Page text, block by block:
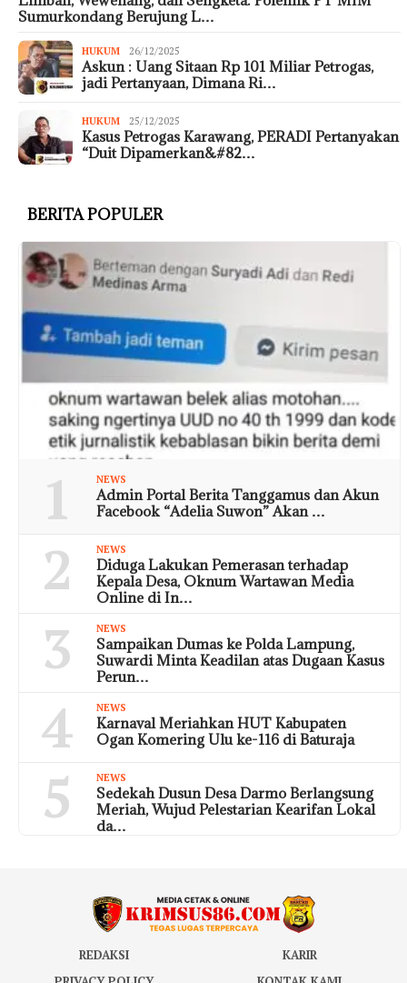
Sumurkondang Berujung L…
HUKUM 26/12/2025
Askun : Uang Sitaan Rp 101 Miliar Petrogas,
jadi Pertanyaan, Dimana Ri…
HUKUM 25/12/2025
Kasus Petrogas Karawang, PERADI Pertanyakan
“Duit Dipamerkan&#82…
BERITA POPULER
1 NEWS
Admin Portal Berita Tanggamus dan Akun
Facebook “Adelia Suwon” Akan …
2 NEWS
Diduga Lakukan Pemerasan terhadap
Kepala Desa, Oknum Wartawan Media
Online di In…
3 NEWS
Sampaikan Dumas ke Polda Lampung,
Suwardi Minta Keadilan atas Dugaan Kasus
Perun…
4 NEWS
Karnaval Meriahkan HUT Kabupaten
Ogan Komering Ulu ke-116 di Baturaja
5 NEWS
Sedekah Dusun Desa Darmo Berlangsung
Meriah, Wujud Pelestarian Kearifan Lokal
da…
REDAKSI
KARIR